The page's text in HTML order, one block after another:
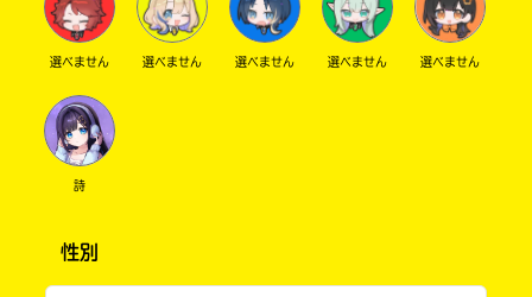
選べません 選べません 選べません 選べません 選べません
詩
性別